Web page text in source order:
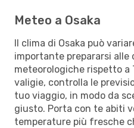
Meteo a Osaka
Il clima di Osaka può
importante prepararsi alle
meteorologiche rispetto a
valigie, controlla le
tuo viaggio, in modo da
giusto. Porta con te abiti
temperature più fresche